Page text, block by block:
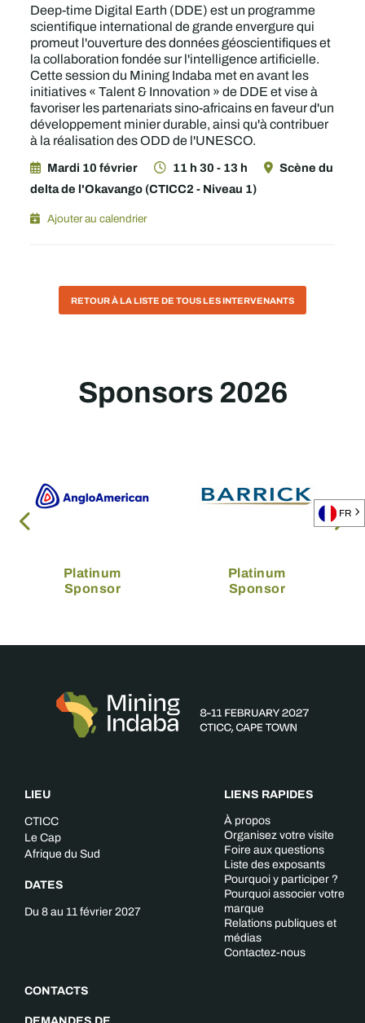
Deep-time Digital Earth (DDE) est un programme
scientifique international de grande envergure qui
promeut l'ouverture des données géoscientifiques et
la collaboration fondée sur l'intelligence artificielle.
Cette session du Mining Indaba met en avant les
initiatives « Talent & Innovation » de DDE et vise à
favoriser les partenariats sino-africains en faveur d'un
développement minier durable, ainsi qu'à contribuer
à la réalisation des ODD de l'UNESCO.
Mardi 10 février 11 h 30 - 13 h
Scène du
delta de l'Okavango (CTICC2 - Niveau 1)
Ajouter au calendrier
RETOUR À LA LISTE DE TOUS LES INTERVENANTS
Sponsors 2026
Platinum
Sponsor
Platinum
Sponsor
LIEU
CTICC
Le Cap
Afrique du Sud
DATES
Du 8 au 11 février 2027
CONTACTS
LIENS RAPIDES
À propos
Organisez votre visite
Foire aux questions
Liste des exposants
Pourquoi y participer ?
Pourquoi associer votre
marque
Relations publiques et
médias
Contactez-nous
FR